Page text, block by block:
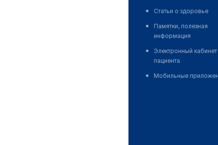
Статьи о здоровье
Памятки, полезная
информация
Электронный кабинет
пациента
Мобильные